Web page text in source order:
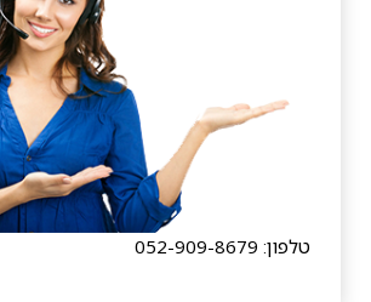
טלפון: 052-909-8679